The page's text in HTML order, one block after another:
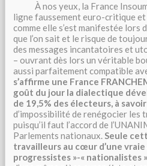
À nos yeux, la France
ligne faussement euro-critique
comme elle s’est manifestée
que l’on sait et le risque de
des messages incantatoires et
– ouvrant dès lors un véritable
aussi parfaitement compatible
s’affirme une France
goût du jour la dialectique
de 19,5% des électeurs, à
d’impossibilité de renégocier les
puisqu’il faut l’accord de
Parlements nationaux.Seule
travailleurs au cœur d’une
progressistes »-« nationalistes »